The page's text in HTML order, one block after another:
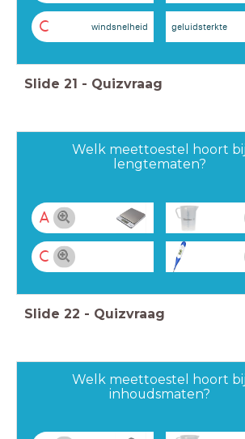
C windsnelheid geluidsterkte
Slide 21 - Quizvraag
Welk meettoestel hoort bij
lengtematen?
A
C
Slide 22 - Quizvraag
Welk meettoestel hoort bij
inhoudsmaten?